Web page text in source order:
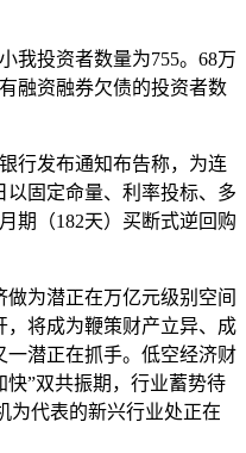
投资者数量为755。68万
融资融券欠债的投资者数
发布通知布告称，为连
以固定命量、利率投标、多
期（182天）买断式逆回购
为潜正在万亿元级别空间
，将成为鞭策财产立异、成
潜正在抓手。低空经济财
快”双共振期，行业蓄势待
为代表的新兴行业处正在